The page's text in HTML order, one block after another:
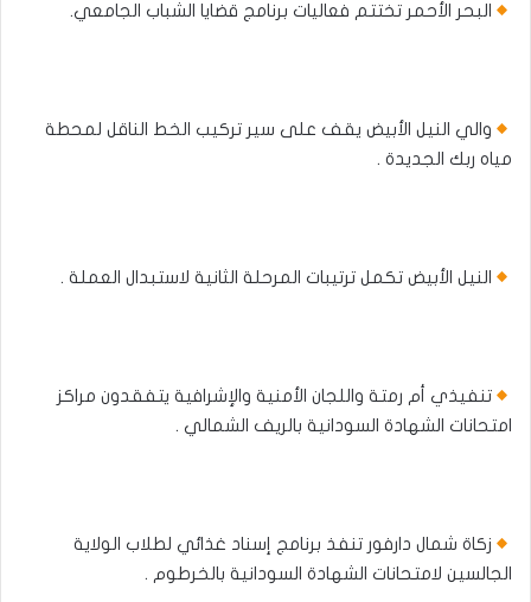
البحر الأحمر تختتم فعاليات برنامج قضايا الشباب الجامعي.
والي النيل الأبيض يقف على سير تركيب الخط الناقل لمحطة
مياه ربك الجديدة .
النيل الأبيض تكمل ترتيبات المرحلة الثانية لاستبدال العملة .
تنفيذي أم رمتة واللجان الأمنية والإشرافية يتفقدون مراكز
امتحانات الشهادة السودانية بالريف الشمالي .
زكاة شمال دارفور تنفذ برنامج إسناد غذائي لطلاب الولاية
الجالسين لامتحانات الشهادة السودانية بالخرطوم .